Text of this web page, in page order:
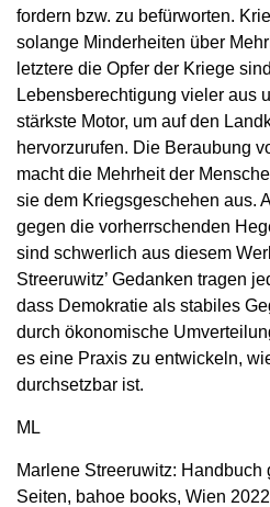
fordern bzw. zu befürworten.
solange Minderheiten über
letztere die Opfer der Kriege
Lebensberechtigung vieler aus
stärkste Motor, um auf den
hervorzurufen. Die Beraubung
macht die Mehrheit der
sie dem Kriegsgeschehen aus.
gegen die vorherrschenden
sind schwerlich aus diesem
Streeruwitz’ Gedanken tragen
dass Demokratie als stabiles
durch ökonomische
es eine Praxis zu entwickeln,
durchsetzbar ist.
ML
Marlene Streeruwitz: Handbuch
Seiten, bahoe books, Wien